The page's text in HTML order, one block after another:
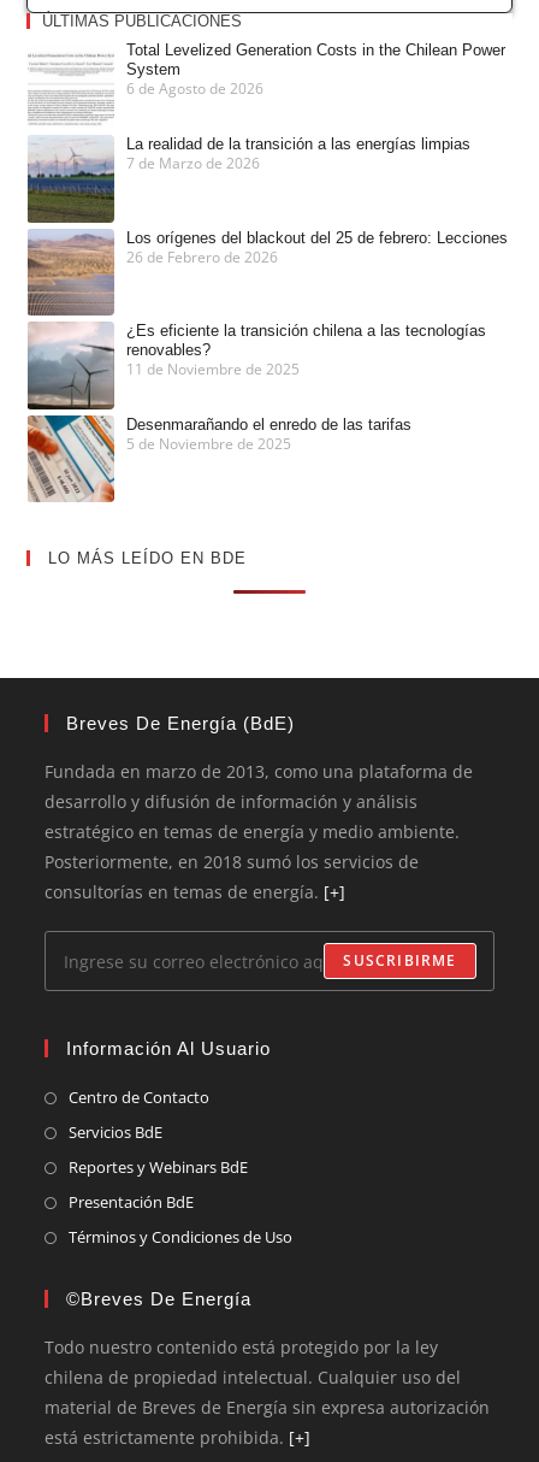
ÚLTIMAS PUBLICACIONES
Total Levelized Generation Costs in the Chilean Power
System
6 de Agosto de 2026
La realidad de la transición a las energías limpias
7 de Marzo de 2026
Los orígenes del blackout del 25 de febrero: Lecciones
26 de Febrero de 2026
¿Es eficiente la transición chilena a las tecnologías
renovables?
11 de Noviembre de 2025
Desenmarañando el enredo de las tarifas
5 de Noviembre de 2025
LO MÁS LEÍDO EN BDE
Breves De Energía (BdE)
Fundada en marzo de 2013, como una plataforma de
desarrollo y difusión de información y análisis
estratégico en temas de energía y medio ambiente.
Posteriormente, en 2018 sumó los servicios de
consultorías en temas de energía. [+]
SUSCRIBIRME
Información Al Usuario
Centro de Contacto
Servicios BdE
Reportes y Webinars BdE
Presentación BdE
Términos y Condiciones de Uso
©Breves De Energía
Todo nuestro contenido está protegido por la ley
chilena de propiedad intelectual. Cualquier uso del
material de Breves de Energía sin expresa autorización
está estrictamente prohibida. [+]